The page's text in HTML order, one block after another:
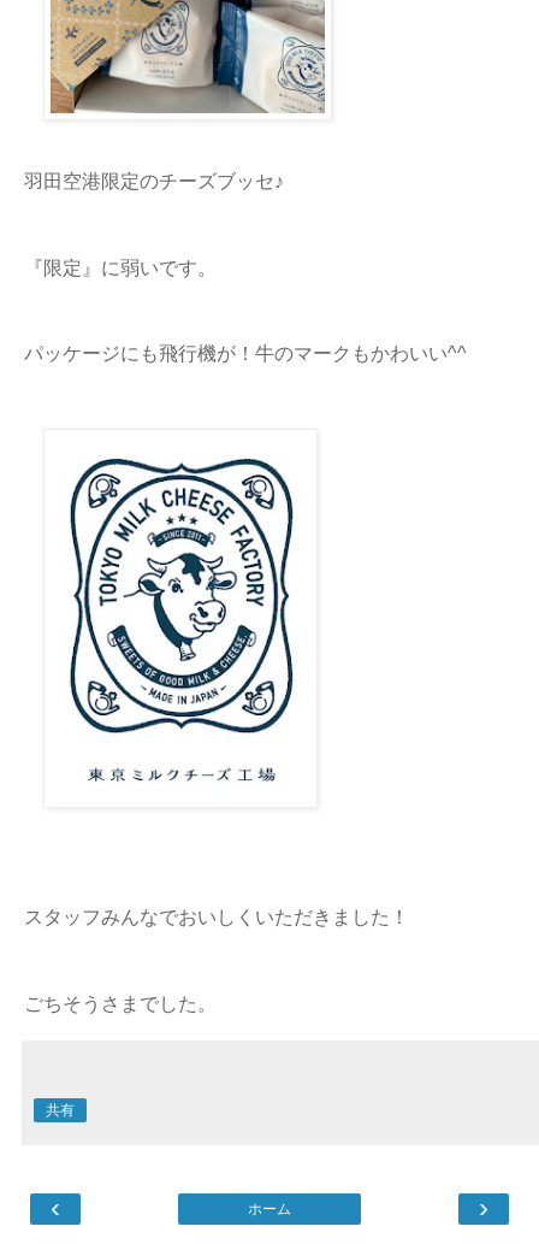
羽田空港限定のチーズブッセ♪
『限定』に弱いです。
パッケージにも飛行機が！牛のマークもかわいい^^
スタッフみんなでおいしくいただきました！
ごちそうさまでした。
共有
‹ ›
ホーム